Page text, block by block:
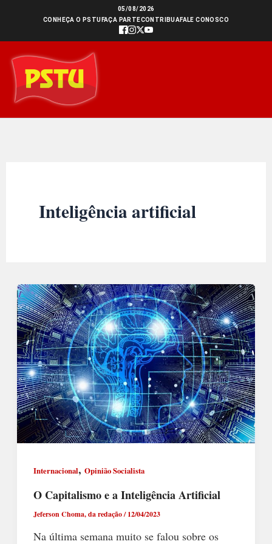
conteúdo
05/08/2026
CONHEÇA O PSTU FAÇA PARTECONTRIBUAFALE CONOSCO
Inteligência artificial
Internacional, Opinião Socialista
O Capitalismo e a Inteligência Artificial
Jeferson Choma, da redação/12/04/2023
Na última semana muito se falou sobre os